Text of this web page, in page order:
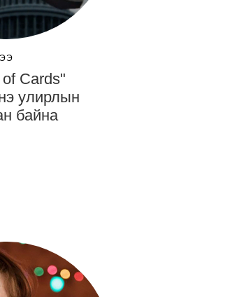
Cards"
улирлын
байна